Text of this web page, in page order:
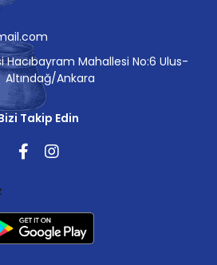
Mahallesi No:6 Ulus-
Altındağ/Ankara
Takip Edin